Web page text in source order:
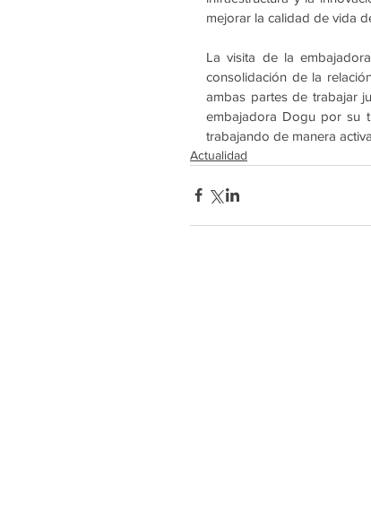
mejorar la calidad de vida
La visita de la
consolidación de la
ambas partes de trabajar
embajadora Dogu por su
trabajando de manera
Actualidad